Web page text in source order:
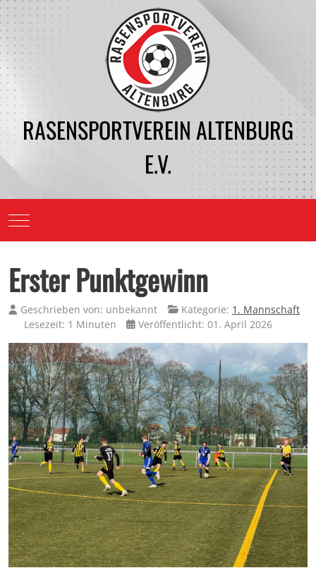
RASENSPORTVEREIN ALTENBURG
E.V.
Mobile Menu Toggle
Erster Punktgewinn
Geschrieben von: unbekannt Kategorie: 1. Mannschaft
Lesezeit: 1 Minuten
Veröffentlicht: 01. April 2026